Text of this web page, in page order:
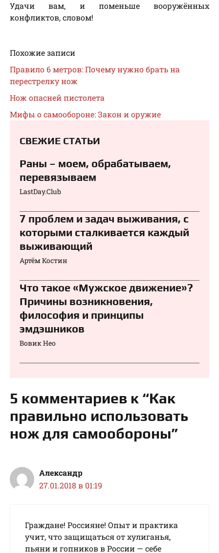
Удачи вам, и поменьше вооружённых
конфликтов, словом!
Похожие записи
Правило 6 метров: Почему нужно брать на
перестрелку нож
Нож опасней пистолета
Мифы о самообороне: Закон и оружие
СВЕЖИЕ СТАТЬИ
Раны – моем, обрабатываем,
перевязываем⁠⁠
LastDay.Club
7 проблем и задач выживания, с
которыми сталкивается каждый
выживающий
Артём Костин
Что такое «Мужское движение»?
Причины возникновения,
философия и принципы
эмдэшников
Вовик Нео
5 комментариев к “Как
правильно использовать
нож для самообороны”
Александр
27.01.2018 в 01:19
Граждане! Россияне! Опыт и практика
учит, что защищаться от хулиганья,
пьяни и гопников в России — себе